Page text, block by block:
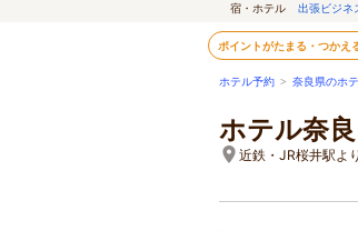
宿・ホテル 出張ビジネ
ポイントがたまる・つかえ
ホテル予約 > 奈良県のホ
ホテル奈
近鉄・JR桜井駅よ